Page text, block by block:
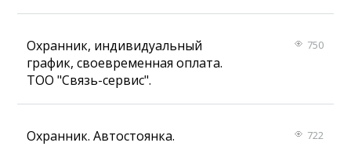
Охранник, индивидуальный
график, своевременная оплата.
ТОО "Связь-сервис".
750
Охранник. Автостоянка. 722